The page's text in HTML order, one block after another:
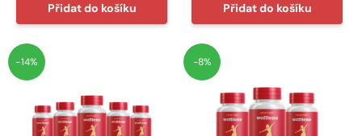
Přidat do košíku Přidat do košíku
-14% -8%